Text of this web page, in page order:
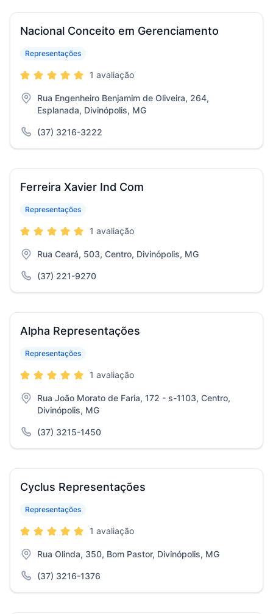
Nacional Conceito em Gerenciamento
Representações
1 avaliação
Rua Engenheiro Benjamim de Oliveira, 264,
Esplanada, Divinópolis, MG
(37) 3216-3222
Ferreira Xavier Ind Com
Representações
1 avaliação
Rua Ceará, 503, Centro, Divinópolis, MG
(37) 221-9270
Alpha Representações
Representações
1 avaliação
Rua João Morato de Faria, 172 - s-1103, Centro,
Divinópolis, MG
(37) 3215-1450
Cyclus Representações
Representações
1 avaliação
Rua Olinda, 350, Bom Pastor, Divinópolis, MG
(37) 3216-1376